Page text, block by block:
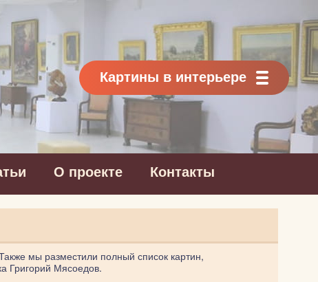
Картины в интерьере
О проекте Контакты
мы разместили полный список картин,
Григорий Мясоедов.